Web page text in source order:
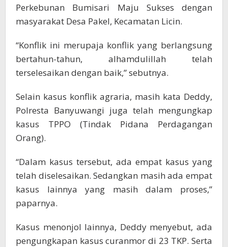
Perkebunan Bumisari Maju Sukses dengan
masyarakat Desa Pakel, Kecamatan Licin.
“Konflik ini merupaja konflik yang berlangsung
bertahun-tahun, alhamdulillah telah
terselesaikan dengan baik,” sebutnya.
Selain kasus konflik agraria, masih kata Deddy,
Polresta Banyuwangi juga telah mengungkap
kasus TPPO (Tindak Pidana Perdagangan
Orang).
“Dalam kasus tersebut, ada empat kasus yang
telah diselesaikan. Sedangkan masih ada empat
kasus lainnya yang masih dalam proses,”
paparnya.
Kasus menonjol lainnya, Deddy menyebut, ada
pengungkapan kasus curanmor di 23 TKP. Serta